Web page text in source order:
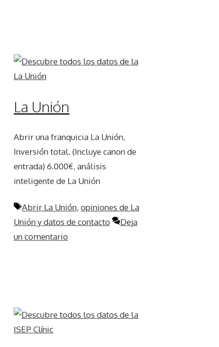
La Unión
Abrir una franquicia La Unión,
Inversión total. (Incluye canon de
entrada) 6.000€, análisis
inteligente de La Unión
Etiquetas
Abrir La Unión, opiniones de La
Unión y datos de contacto
Deja
un comentario